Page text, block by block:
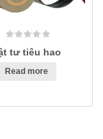
tư tiêu hao
Read more